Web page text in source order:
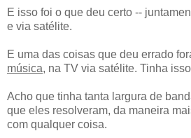
E isso foi o que deu certo --
e via satélite.
E uma das coisas que deu errado
música, na TV via satélite. Tinha
Acho que tinha tanta largura de
que eles resolveram, da maneira
com qualquer coisa.